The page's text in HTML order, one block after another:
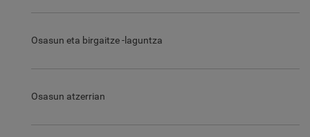
Osasun eta birgaitze -laguntza
Osasun atzerrian